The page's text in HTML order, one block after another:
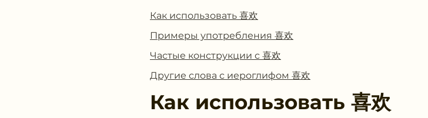
Как использовать 喜欢
Примеры употребления 喜欢
Частые конструкции с 喜欢
Другие слова с иероглифом 喜欢
Как использовать 喜欢